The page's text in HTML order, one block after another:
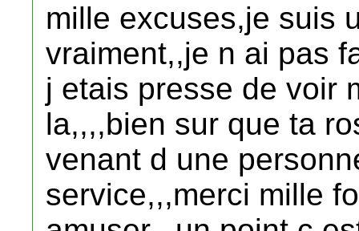
mille excuses,je suis
vraiment,,je n ai pas
j etais presse de voir
la,,,,bien sur que ta
venant d une
service,,,merci mille